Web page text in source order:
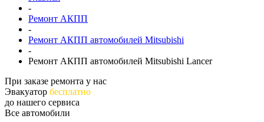
-
Ремонт АКПП
-
Ремонт АКПП автомобилей Mitsubishi
-
Ремонт АКПП автомобилей Mitsubishi Lancer
При заказе ремонта у нас
Эвакуатор бесплатно
до нашего сервиса
Все автомобили